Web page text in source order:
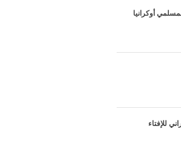
أوكرانيا
للإفتاء